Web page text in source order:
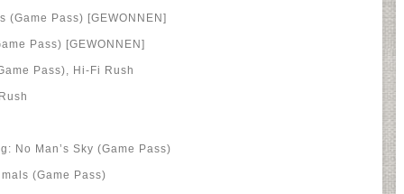
Pass) [GEWONNEN]
Pass) [GEWONNEN]
Pass), Hi-Fi Rush
No Man’s Sky (Game Pass)
(Game Pass)